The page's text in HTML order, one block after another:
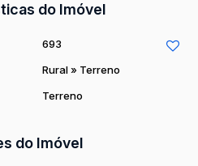
do Imóvel
693
Rural» Terreno
Terreno
do Imóvel